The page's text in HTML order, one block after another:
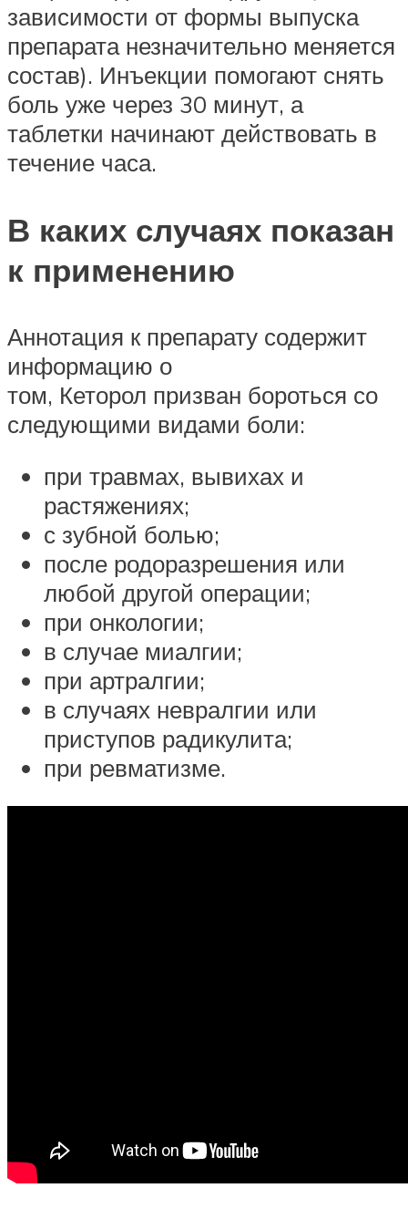
зависимости от формы выпуска
препарата незначительно меняется
состав). Инъекции помогают снять
боль уже через 30 минут, а
таблетки начинают действовать в
течение часа.
В каких случаях показан
к применению
Аннотация к препарату содержит
информацию о
том, Кеторол призван бороться со
следующими видами боли:
при травмах, вывихах и
растяжениях;
с зубной болью;
после родоразрешения или
любой другой операции;
при онкологии;
в случае миалгии;
при артралгии;
в случаях невралгии или
приступов радикулита;
при ревматизме.